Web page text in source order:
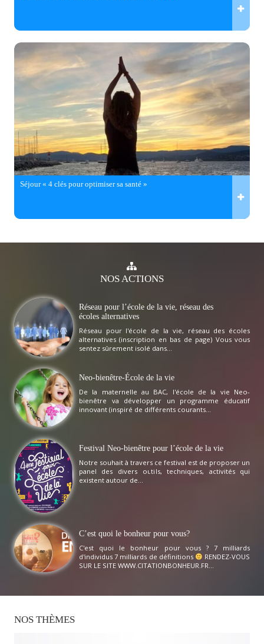
Séjour « 4 clés pour optimiser sa santé »
NOSACTIONS
Réseau pour l’école de la vie, réseau des
écoles alternatives
Réseau pour l'école de la vie, réseau des écoles
alternatives (inscription en bas de page) Vous vous
sentez sûrement isolé dans...
Neo-bienêtre-École de la vie
De la maternelle au BAC, l'école de la vie Neo-
bienêtre va développer un programme éducatif
innovant (inspiré de différents courants...
Festival Neo-bienêtre pour l’école de la vie
Notre souhait à travers ce festival est de proposer un
panel des divers outils, techniques, activités qui
existent autour de...
C’est quoi le bonheur pour vous?
C'est quoi le bonheur pour vous ? 7 milliards
d'individus 7 milliards de définitions
RENDEZ-VOUS
SUR LE SITE WWW.CITATIONBONHEUR.FR...
NOS THÈMES